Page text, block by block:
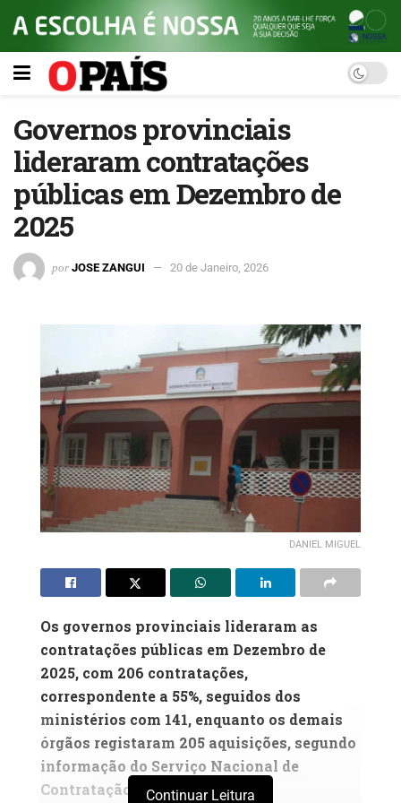
Governos provinciais
lideraram contratações
públicas em Dezembro de
2025
por JOSE ZANGUI 20 de Janeiro, 2026
DANIEL MIGUEL
Os governos provinciais lideraram as
contratações públicas em Dezembro de
2025, com 206 contratações,
correspondente a 55%, seguidos dos
ministérios com 141, enquanto os demais
órgãos registaram 205 aquisições, segundo
informação do Serviço Nacional de
Contratação PúblicaContinuar Leitura